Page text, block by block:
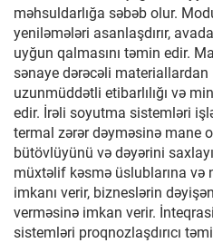
məhsuldarlığa səbəb olur.
yeniləmələri asanlaşdırır,
uyğun qalmasını təmin edir.
sənaye dərəcəli materiallardan
uzunmüddətli etibarlılığı və
edir. İrəli soyutma sistemləri
termal zərər dəyməsinə mane
bütövlüyünü və dəyərini
müxtəlif kəsmə üslublarına və
imkanı verir, bizneslərin
verməsinə imkan verir.
sistemləri proqnozlaşdırıcı